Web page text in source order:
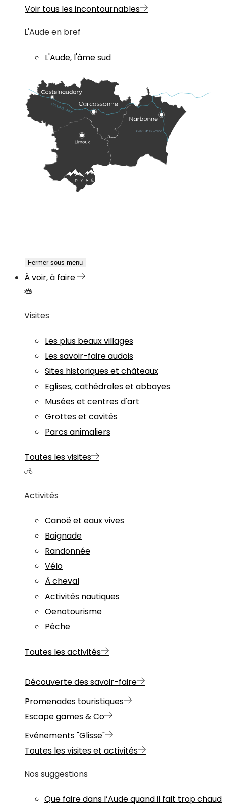
Voir tous les incontournables
L'Aude en bref
L'Aude, l'âme sud
Fermer sous-menu
À voir, à faire
Visites
Les plus beaux villages
Les savoir-faire audois
Sites historiques et châteaux
Eglises, cathédrales et abbayes
Musées et centres d'art
Grottes et cavités
Parcs animaliers
Toutes les visites
Activités
Canoë et eaux vives
Baignade
Randonnée
Vélo
À cheval
Activités nautiques
Oenotourisme
Pêche
Toutes les activités
Découverte des savoir-faire
Promenades touristiques
Escape games & Co
Evénements "Glisse"
Toutes les visites et activités
Nos suggestions
Que faire dans l’Aude quand il fait trop chaud